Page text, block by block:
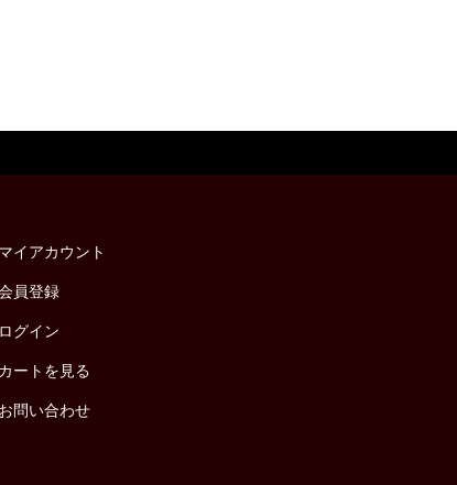
マイアカウント
員登録
ログイン
カートを見る
お問い合わせ